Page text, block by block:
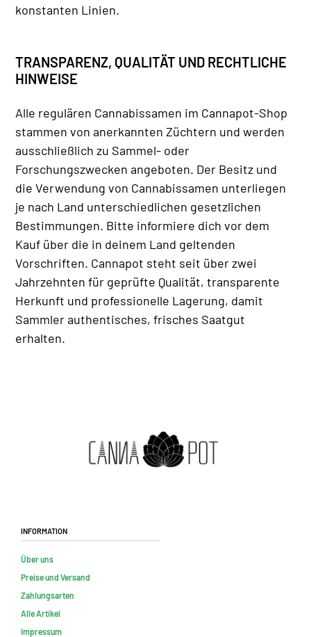
konstanten Linien.
TRANSPARENZ, QUALITÄT UND RECHTLICHE
HINWEISE
Alle regulären Cannabissamen im Cannapot-Shop
stammen von anerkannten Züchtern und werden
ausschließlich zu Sammel- oder
Forschungszwecken angeboten. Der Besitz und
die Verwendung von Cannabissamen unterliegen
je nach Land unterschiedlichen gesetzlichen
Bestimmungen. Bitte informiere dich vor dem
Kauf über die in deinem Land geltenden
Vorschriften. Cannapot steht seit über zwei
Jahrzehnten für geprüfte Qualität, transparente
Herkunft und professionelle Lagerung, damit
Sammler authentisches, frisches Saatgut
erhalten.
Information
Über uns
Preise und Versand
Zahlungsarten
Alle Artikel
Impressum